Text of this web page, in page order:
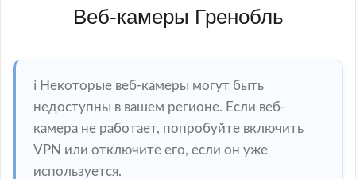
Веб-камеры Грeнобль
ℹ️ Некоторые веб-камеры могут быть
недоступны в вашем регионе. Если веб-
камера не работает, попробуйте включить
VPN или отключите его, если он уже
используется.